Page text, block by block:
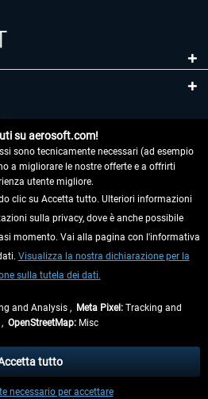
se non diversamente descritto.
della Germania, i tempi di consegna per le
su aerosoft.com!
sono tecnicamente necessari (ad esempio
a migliorare le nostre offerte e a offrirti
utente migliore.
clic su Accetta tutto. Ulteriori informazioni
sulla privacy, dove è anche possibile
momento. Vai alla pagina con l'informativa
Visualizza la nostra dichiarazione per la
sulla tutela dei dati.
and Analysis , Meta Pixel: Tracking and
OpenStreetMap:Misc
necessario per accettare
tutto